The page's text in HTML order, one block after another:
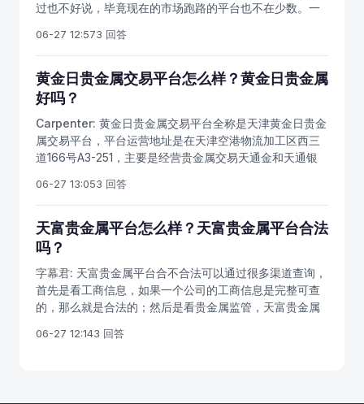
过也不好说，毕竟现在的市场跑路的平台也不在少数。一
果经常出现运营不良的情况，那显而易见就是不适合的。
06-27 12:573 回答
黄金日贵金属交易平台怎么样？黄金日贵金属
好吗？
Carpenter: 黄金日贵金属交易平台全称是天津黄金日贵金
属交易平台，平台运营地址是在天津空港物流加工区西三
道166号A3-251，主要是经营贵金属交易天通金和天通银
号会员、中国黄金协会常务理事单位。
06-27 13:053 回答
天富贵金属平台怎么样？天富贵金属平台合法
吗？
字幕君: 天富贵金属平台合不合法可以通过很多渠道查询，
首先是看工商信息，如果一个公司的工商信息是完整可查
的，那么就是合法的；然后是看贵金属监管，天富贵金属
贵金属交易中心的网站上查到信息就是合法的。
06-27 12:143 回答